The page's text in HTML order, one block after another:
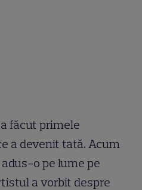
făcut primele
a devenit tată. Acum
o pe lume pe
a vorbit despre